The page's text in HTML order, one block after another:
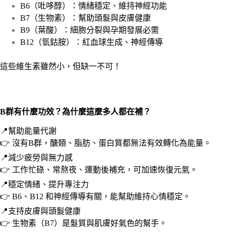
B6（吡哆醇）：情緒穩定、維持神經功能
B7（生物素）：幫助頭髮與皮膚健康
B9（葉酸）：細胞分裂與孕期發展必需
B12（氫鈷胺）：紅血球生成、神經傳導
這些維生素雖然小，但缺一不可！
B群有什麼功效？為什麼這麼多人都在補？
📍幫助能量代謝
👉 沒有B群，醣類、脂肪、蛋白質都無法有效轉化為能量。
📍減少疲勞與無力感
👉 工作忙碌、常熬夜、運動後補充，可加速恢復元氣。
📍穩定情緒、提升專注力
👉 B6、B12 和神經傳導有關，能幫助維持心情穩定。
📍支持皮膚與頭髮健康
👉 生物素（B7）是髮質與肌膚好氣色的幫手。